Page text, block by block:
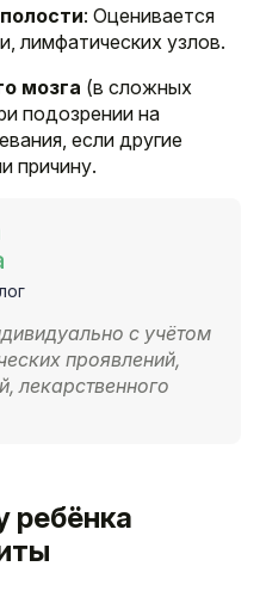
: Оценивается
лимфатических узлов.
мозга (в сложных
подозрении на
если другие
причину.
с учётом
проявлений,
лекарственного
ребёнка